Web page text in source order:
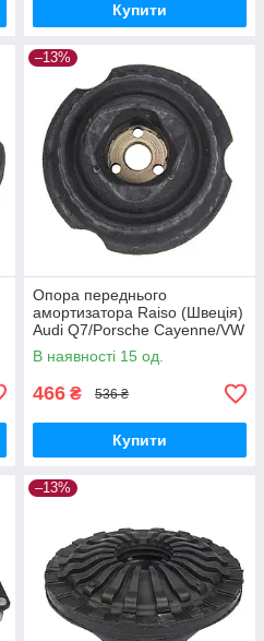
Купити
–13%
Опора переднього
амортизатора Raiso (Швеція)
Audi Q7/Porsche Cayenne/VW
Touareg 2002- #RС02550
UAYXPCZ17
В наявності 15 од.
466 ₴ 536 ₴
Купити
–13%